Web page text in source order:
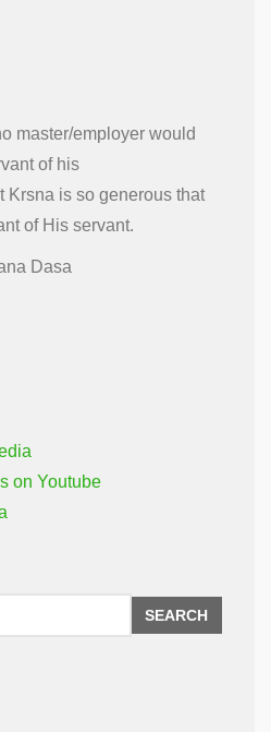
master/employer would
of his
Krsna is so generous that
of His servant.
Dasa
on Youtube
SEARCH